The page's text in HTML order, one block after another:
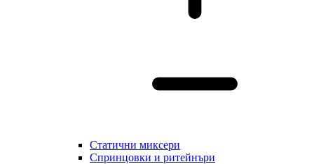
Статични миксери
Cпринцовки и ритейнъри